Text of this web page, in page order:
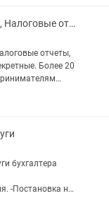
Услуги бухгалтера, Налоговые отчеты, Закрытие ИП/ТОО, Декретные расчеты.
отчеты,
Более 20
услуг для
бухгалтера
-Постановка на
учета,